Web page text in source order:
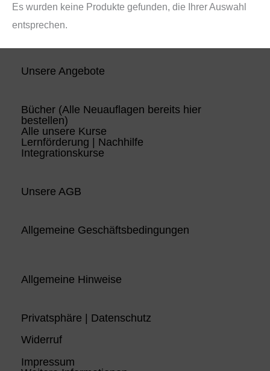
Es wurden keine Produkte gefunden, die Ihrer Auswahl
entsprechen.
Unsere Angebote
Bücher (Alle Neuauflagen bereits hier
bestellen)
Alle unsere Kurse
Lernförderung | Nachhilfe
Integrationskurse
Unsere AGB
Allgemeine Geschäftsbedingungen
Allgemeine Hinweise
Privatsphäre | Datenschutz
Widerruf
Impressum